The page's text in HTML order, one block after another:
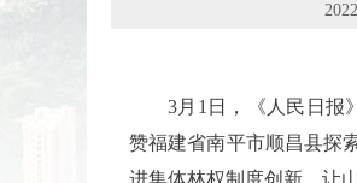
3月1日，《人民日报
赞福建省南平市顺昌县探
进集体林权制度创新，让